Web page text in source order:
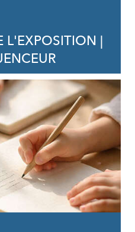
L'EXPOSITION |